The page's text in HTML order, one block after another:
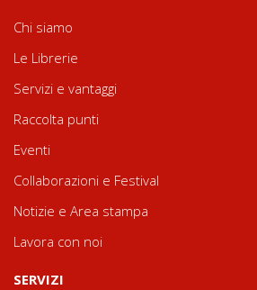
Chi siamo
Le Librerie
Servizi e vantaggi
Raccolta punti
Eventi
Collaborazioni e Festival
Notizie e Area stampa
Lavora con noi
SERVIZI